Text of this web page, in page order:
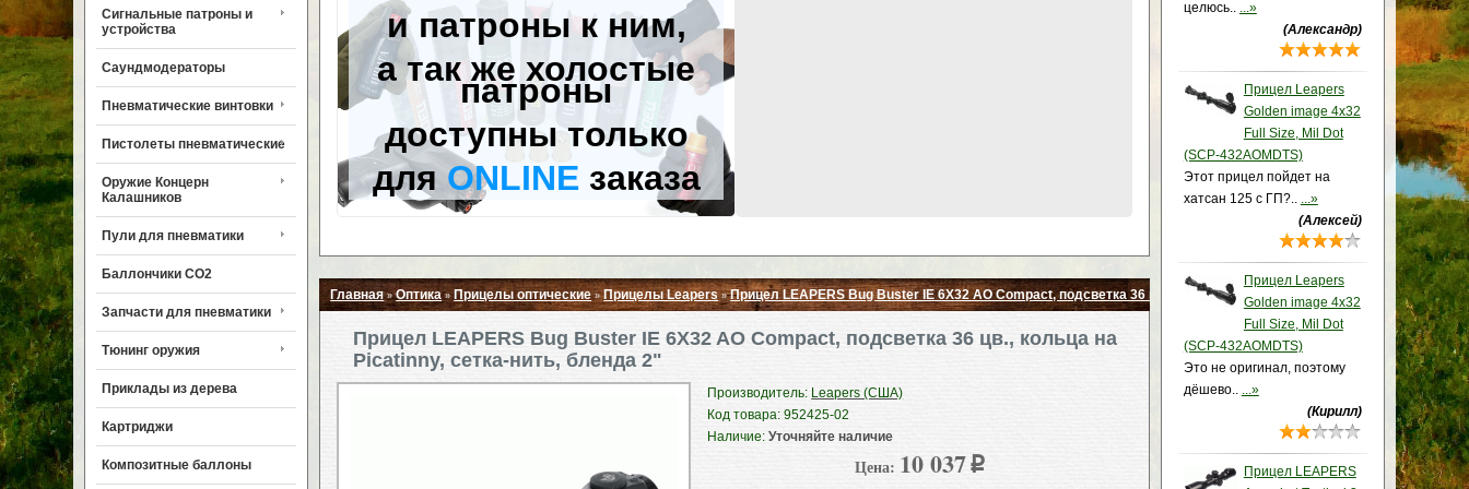
Сигнальные патроны и
устройства
Саундмодераторы
Пневматические винтовки
Пистолеты пневматические
Оружие Концерн
Калашников
Пули для пневматики
Баллончики CO2
Запчасти для пневматики
Тюнинг оружия
Приклады из дерева
Картриджи
Композитные баллоны
целюсь.. ...»
(Александр)
Прицел Leapers
Golden image 4x32
Full Size, Mil Dot
(SCP-432AOMDTS)
Этот прицел пойдет на
хатсан 125 с ГП?.. ...»
(Алексей)
Прицел Leapers
Golden image 4x32
Full Size, Mil Dot
(SCP-432AOMDTS)
Это не оригинал, поэтому
дёшево.. ...»
(Кирилл)
Прицел LEAPERS
и патроны к ним,
а так же холостые
патроны
доступны только
дляONLINE заказа
Свернуть ▲
Главная»Оптика» Прицелы оптические» Прицелы Leapers»Прицел LEAPERS Bug Buster IE 6X32 AO Compact, подсветка 36 цв., кольца на Picatinny, сетка-нить, бленда 2"
Прицел LEAPERS Bug Buster IE 6X32 AO Compact, подсветка 36 цв., кольца на
Picatinny, сетка-нить, бленда 2"
Производитель: Leapers (США)
Код товара: 952425-02
Наличие:Уточняйте наличие
Цена: 10 037 p